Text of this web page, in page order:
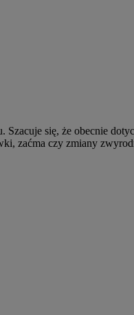
się, że obecnie
zaćma czy zmiany